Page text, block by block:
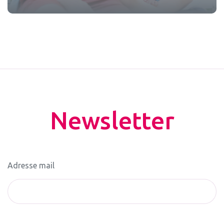
Newsletter
Adresse mail